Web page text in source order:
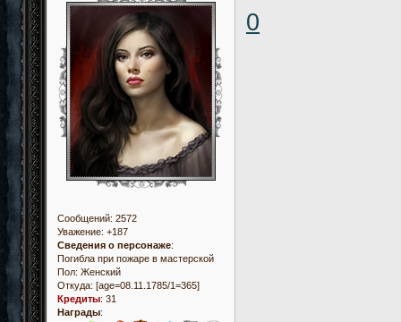
Сообщений: 2572
Уважение: +187
Сведения о персонаже:
Погибла при пожаре в мастерской
Пол: Женский
Откуда: [age=08.11.1785/1=365]
Кредиты: 31
Награды:
0